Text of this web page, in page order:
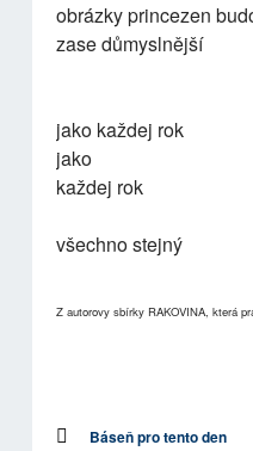
obrázky princezen
zase důmyslnější
jako každej rok
jako
každej rok
všechno stejný
Z autorovy sbírky RAKOVINA, která
Báseň pro tento den